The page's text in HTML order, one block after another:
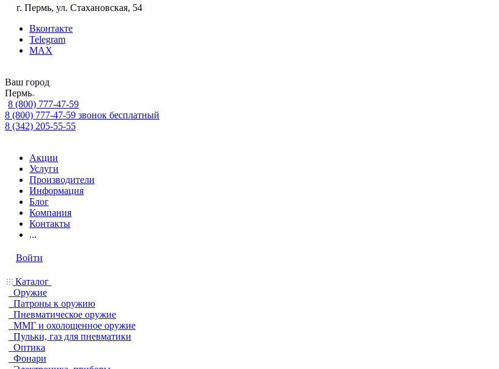
г. Пермь, ул. Стахановская, 54
Вконтакте
Telegram
MAX
Ваш город
Пермь
8 (800) 777-47-59
8 (800) 777-47-59 звонок бесплатный
8 (342) 205-55-55
Акции
Услуги
Производители
Информация
Блог
Компания
Контакты
...
Войти
Каталог
Оружие
Патроны к оружию
Пневматическое оружие
ММГ и охолощенное оружие
Пульки, газ для пневматики
Оптика
Фонари